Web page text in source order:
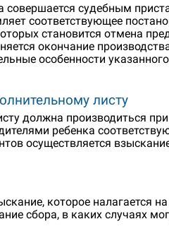
совершается судебным
соответствующее
становится отмена
окончание
особенности
листу
должна производиться
ребенка
осуществляется
которое налагается
сбора, в каких случаях